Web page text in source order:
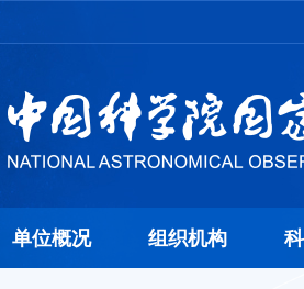
单位概况 组织机构